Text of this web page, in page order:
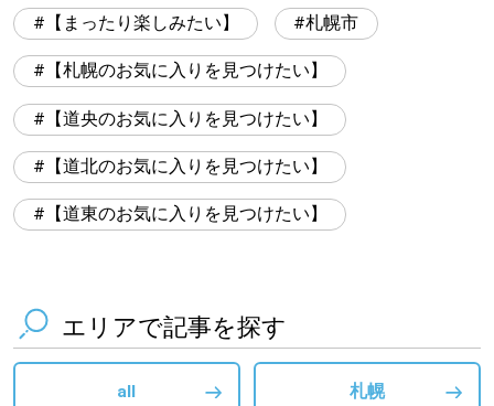
【まったり楽しみたい】 札幌市
【札幌のお気に入りを見つけたい】
【道央のお気に入りを見つけたい】
【道北のお気に入りを見つけたい】
【道東のお気に入りを見つけたい】
エリアで記事を探す
all 札幌